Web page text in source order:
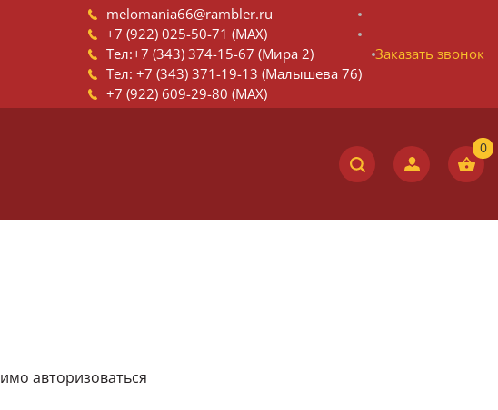
melomania66@rambler.ru
+7 (922) 025-50-71 (MAX)
Тел:+7 (343) 374-15-67 (Мира 2)
Тел: +7 (343) 371-19-13 (Малышева 76)
+7 (922) 609-29-80 (MAX)
Заказать звонок
авторизоваться